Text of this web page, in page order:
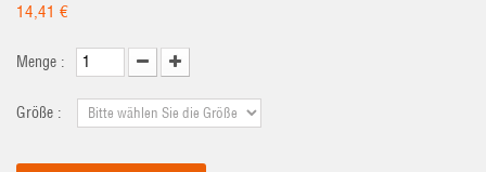
14,41 €
Menge :
Größe :